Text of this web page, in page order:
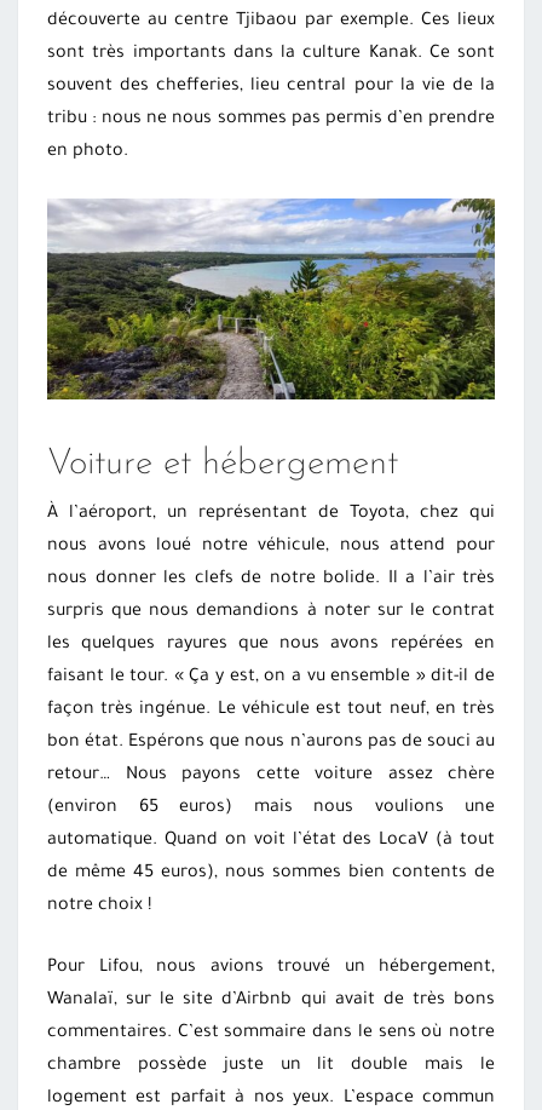
découverte au centre Tjibaou par exemple. Ces lieux
sont très importants dans la culture Kanak. Ce sont
souvent des chefferies, lieu central pour la vie de la
tribu : nous ne nous sommes pas permis d’en prendre
en photo.
Voiture et hébergement
À l’aéroport, un représentant de Toyota, chez qui
nous avons loué notre véhicule, nous attend pour
nous donner les clefs de notre bolide. Il a l’air très
surpris que nous demandions à noter sur le contrat
les quelques rayures que nous avons repérées en
faisant le tour. « Ça y est, on a vu ensemble » dit-il de
façon très ingénue. Le véhicule est tout neuf, en très
bon état. Espérons que nous n’aurons pas de souci au
retour… Nous payons cette voiture assez chère
(environ 65 euros) mais nous voulions une
automatique. Quand on voit l’état des LocaV (à tout
de même 45 euros), nous sommes bien contents de
notre choix !
Pour Lifou, nous avions trouvé un hébergement,
Wanalaï, sur le site d’Airbnb qui avait de très bons
commentaires. C’est sommaire dans le sens où notre
chambre possède juste un lit double mais le
logement est parfait à nos yeux. L’espace commun